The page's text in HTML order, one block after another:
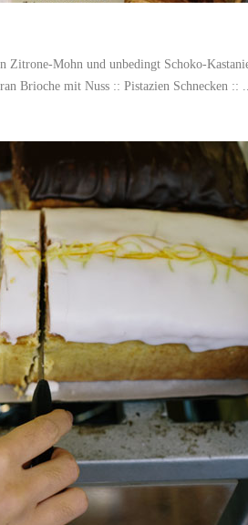
Zitrone-Mohn und unbedingt Schoko-
Brioche mit Nuss :: Pistazien Schnecken ::